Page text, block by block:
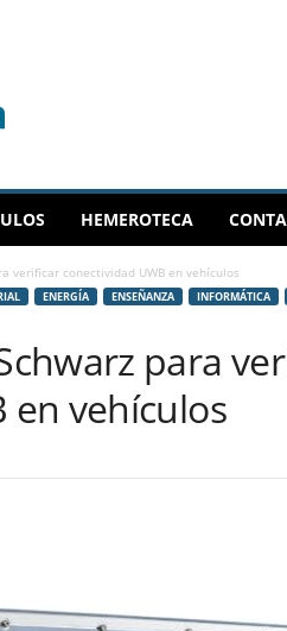
HEMEROTECA
verificar conectividad UWB en vehículos
ENERGÍA ENSEÑANZA INFORMÁTICA
para
en vehículos